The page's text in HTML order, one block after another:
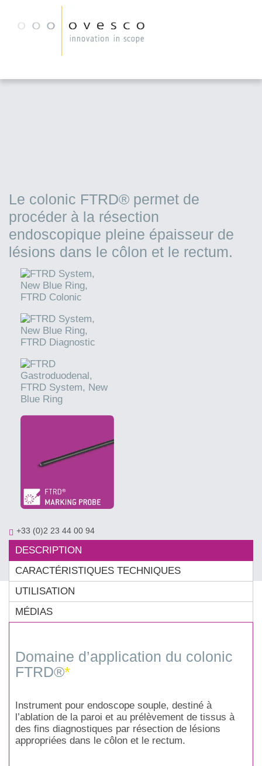
Le colonic FTRD® permet de
procéder à la résection
endoscopique pleine épaisseur de
lésions dans le côlon et le rectum.
+33 (0)2 23 44 00 94
contact@ovesco.fr
DESCRIPTION
CARACTÉRISTIQUES TECHNIQUES
UTILISATION
MÉDIAS
Domaine d’application du colonic
FTRD®*
Instrument pour endoscope souple, destiné à
l’ablation de la paroi et au prélèvement de tissus à
des fins diagnostiques par résection de lésions
appropriées dans le côlon et le rectum.